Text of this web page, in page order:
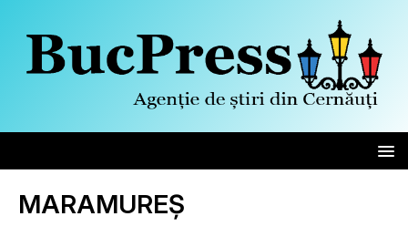
MARAMUREȘ